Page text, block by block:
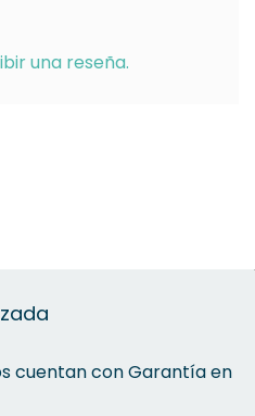
una reseña.
cuentan con Garantía en